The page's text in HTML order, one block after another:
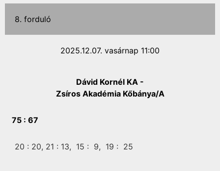
8. forduló
2025.12.07. vasárnap 11:00
Dávid Kornél KA -
Zsíros Akadémia Kőbánya/A
75 : 67
20 : 20, 21 : 13, 15 : 9, 19 : 25